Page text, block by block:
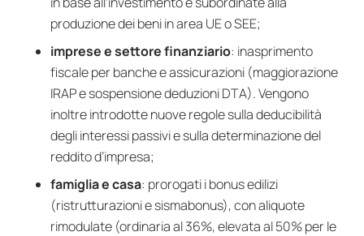
produzione dei beni in area UE o SEE;
imprese e settore finanziario: inasprimento
fiscale per banche e assicurazioni (maggiorazione
IRAP e sospensione deduzioni DTA). Vengono
inoltre introdotte nuove regole sulla deducibilità
degli interessi passivi e sulla determinazione del
reddito d’impresa;
famiglia e casa: prorogati i bonus edilizi
(ristrutturazioni e sismabonus), con aliquote
rimodulate (ordinaria al 36%, elevata al 50% per le